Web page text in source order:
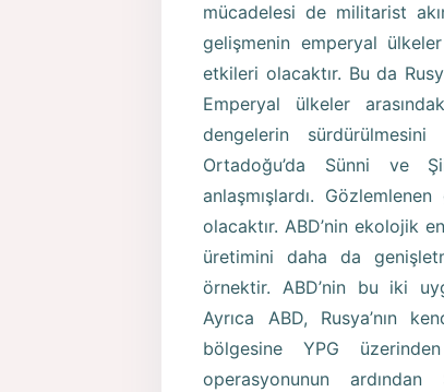
mücadelesi de militarist
gelişmenin emperyal
etkileri olacaktır. Bu da
Emperyal ülkeler
dengelerin
Ortadoğu’da Sünni ve
anlaşmışlardı.
olacaktır. ABD’nin ekolojik
üretimini daha da
örnektir. ABD’nin bu iki
Ayrıca ABD, Rusya’nın
bölgesine YPG
operasyonunun